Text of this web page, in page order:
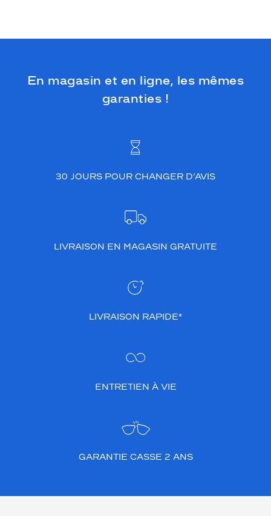
En magasin et en ligne, les mêmes
garanties !
30 JOURS POUR CHANGER D’AVIS
LIVRAISON EN MAGASIN GRATUITE
LIVRAISON RAPIDE*
ENTRETIEN À VIE
GARANTIE CASSE 2 ANS